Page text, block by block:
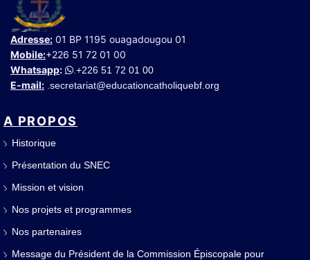
Adresse: 01 BP 1195 ouagadougou 01
Mobile:+226 51 72 01 00
Whatsapp: +226 51 72 01 00
E-mail: secretariat@educationcatholiquebf.org
A PROPOS
Historique
Présentation du SNEC
Mission et vision
Nos projets et programmes
Nos partenaires
Message du Président de la Commission Épiscopale pour